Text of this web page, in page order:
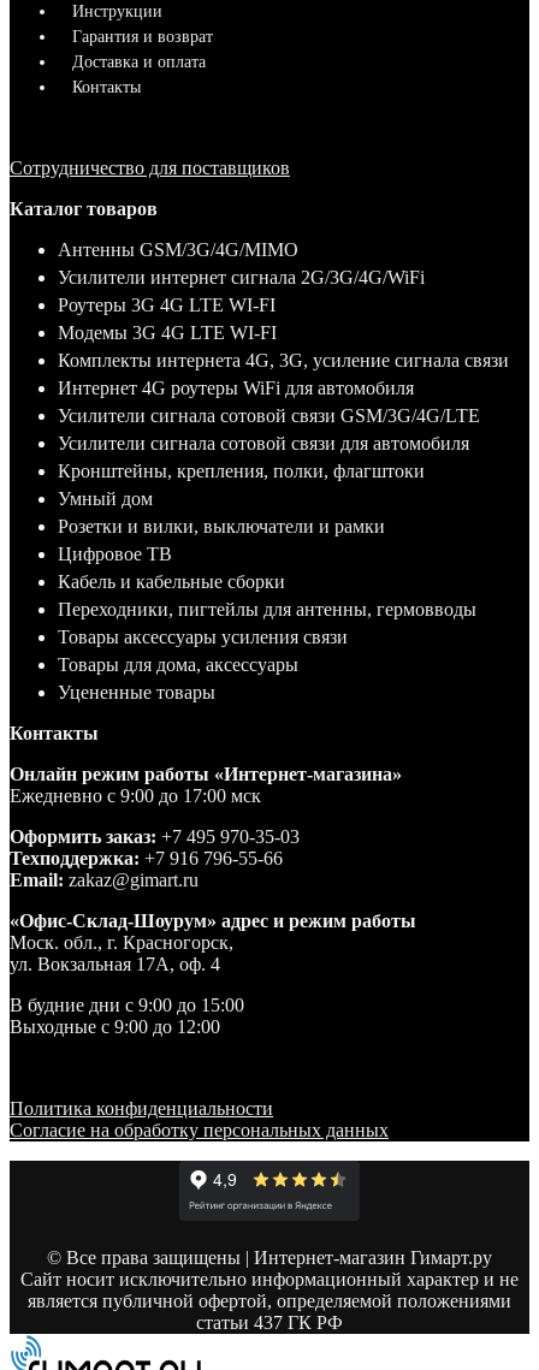
Инструкции
Гарантия и возврат
Доставка и оплата
Контакты
Сотрудничество для поставщиков
Каталог товаров
Антенны GSM/3G/4G/MIMO
Усилители интернет сигнала 2G/3G/4G/WiFi
Роутеры 3G 4G LTE WI-FI
Модемы 3G 4G LTE WI-FI
Комплекты интернета 4G, 3G, усиление сигнала связи
Интернет 4G роутеры WiFi для автомобиля
Усилители сигнала сотовой связи GSM/3G/4G/LTE
Усилители сигнала сотовой связи для автомобиля
Кронштейны, крепления, полки, флагштоки
Умный дом
Розетки и вилки, выключатели и рамки
Цифровое ТВ
Кабель и кабельные сборки
Переходники, пигтейлы для антенны, гермовводы
Товары аксессуары усиления связи
Товары для дома, аксессуары
Уцененные товары
Контакты
Онлайн режим работы «Интернет-магазина»
Ежедневно с 9:00 до 17:00 мск
Оформить заказ: +7 495 970-35-03
Техподдержка: +7 916 796-55-66
Email: zakaz@gimart.ru
«Офис-Склад-Шоурум» адрес и режим работы
Моск. обл., г. Красногорск,
ул. Вокзальная 17А, оф. 4
В будние дни с 9:00 до 15:00
Выходные с 9:00 до 12:00
Политика конфиденциальности
Согласие на обработку персональных данных
© Все права защищены | Интернет-магазин Гимарт.ру
Сайт носит исключительно информационный характер и не
является публичной офертой, определяемой положениями
статьи 437 ГК РФ